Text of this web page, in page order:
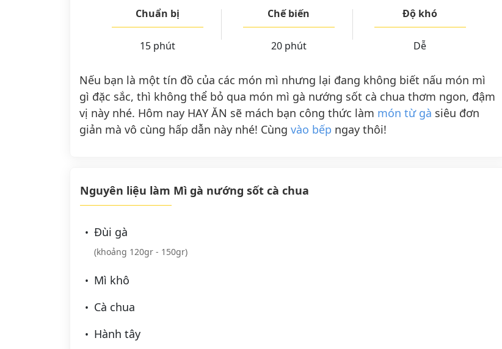
Chuẩn bị
15 phút
Chế biến
20 phút
Độ khó
Dễ
Nếu bạn là một tín đồ của các món mì nhưng lại đang không biết nấu món mì
gì đặc sắc, thì không thể bỏ qua món mì gà nướng sốt cà chua thơm ngon, đậm
vị này nhé. Hôm nay HAY ĂN sẽ mách bạn công thức làm món từ gà siêu đơn
giản mà vô cùng hấp dẫn này nhé! Cùng vào bếp ngay thôi!
Nguyên liệu làm Mì gà nướng sốt cà chua
Đùi gà
(khoảng 120gr - 150gr)
Mì khô
Cà chua
Hành tây